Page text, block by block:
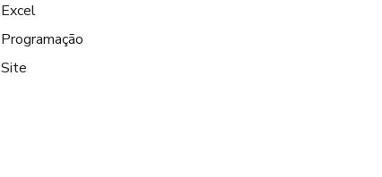
Excel
Programação
Site